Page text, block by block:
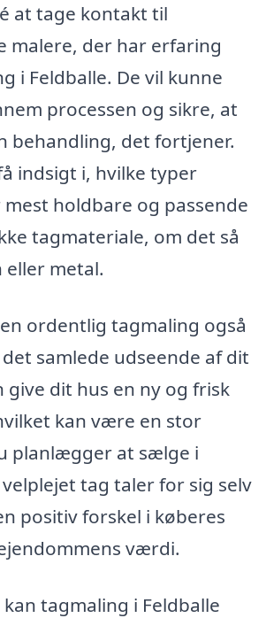
at tage kontakt til
malere, der har erfaring
i Feldballe. De vil kunne
processen og sikre, at
behandling, det fortjener.
indsigt i, hvilke typer
holdbare og passende
tagmateriale, om det så
metal.
ordentlig tagmaling også
samlede udseende af dit
give dit hus en ny og frisk
kan være en stor
planlægger at sælge i
tag taler for sig selv
positiv forskel i køberes
værdi.
tagmaling i Feldballe